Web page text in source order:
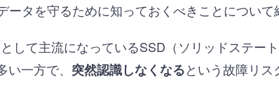
ータを守るために知っておくべきことについ
して主流になっているSSD（ソリッドステー
一方で、 突然認識しなくなるという故障リ